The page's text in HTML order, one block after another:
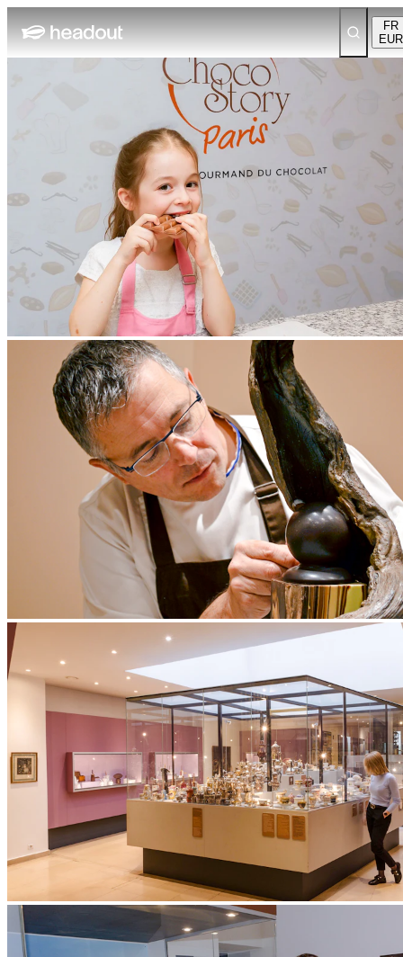
FR
EUR